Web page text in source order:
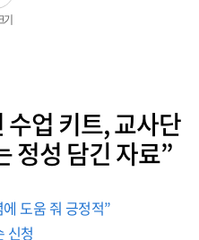
기
업 키트, 교사단
정성 담긴 자료”
도움 줘 긍정적”
신청